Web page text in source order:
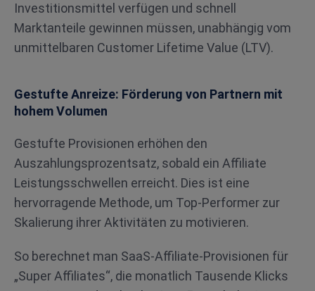
Investitionsmittel verfügen und schnell
Marktanteile gewinnen müssen, unabhängig vom
unmittelbaren Customer Lifetime Value (LTV).
Gestufte Anreize: Förderung von Partnern mit
hohem Volumen
Gestufte Provisionen erhöhen den
Auszahlungsprozentsatz, sobald ein Affiliate
Leistungsschwellen erreicht. Dies ist eine
hervorragende Methode, um Top-Performer zur
Skalierung ihrer Aktivitäten zu motivieren.
So berechnet man SaaS-Affiliate-Provisionen für
„Super Affiliates“, die monatlich Tausende Klicks